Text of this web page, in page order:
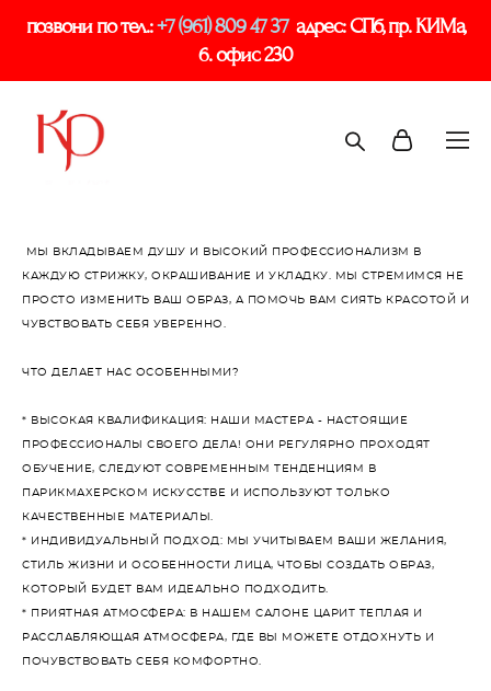
позвони по тел.:+7 (961) 809 47 37 адрес: СПб, пр. КИМа,
6. офис 230
МЫ ВКЛАДЫВАЕМ ДУШУ И ВЫСОКИЙ ПРОФЕССИОНАЛИЗМ В
КАЖДУЮ СТРИЖКУ, ОКРАШИВАНИЕ И УКЛАДКУ. МЫ СТРЕМИМСЯ НЕ
ПРОСТО ИЗМЕНИТЬ ВАШ ОБРАЗ, А ПОМОЧЬ ВАМ СИЯТЬ КРАСОТОЙ И
ЧУВСТВОВАТЬ СЕБЯ УВЕРЕННО.
ЧТО ДЕЛАЕТ НАС ОСОБЕННЫМИ?
* ВЫСОКАЯ КВАЛИФИКАЦИЯ: НАШИ МАСТЕРА - НАСТОЯЩИЕ
ПРОФЕССИОНАЛЫ СВОЕГО ДЕЛА! ОНИ РЕГУЛЯРНО ПРОХОДЯТ
ОБУЧЕНИЕ, СЛЕДУЮТ СОВРЕМЕННЫМ ТЕНДЕНЦИЯМ В
ПАРИКМАХЕРСКОМ ИСКУССТВЕ И ИСПОЛЬЗУЮТ ТОЛЬКО
КАЧЕСТВЕННЫЕ МАТЕРИАЛЫ.
* ИНДИВИДУАЛЬНЫЙ ПОДХОД: МЫ УЧИТЫВАЕМ ВАШИ ЖЕЛАНИЯ,
СТИЛЬ ЖИЗНИ И ОСОБЕННОСТИ ЛИЦА, ЧТОБЫ СОЗДАТЬ ОБРАЗ,
КОТОРЫЙ БУДЕТ ВАМ ИДЕАЛЬНО ПОДХОДИТЬ.
* ПРИЯТНАЯ АТМОСФЕРА: В НАШЕМ САЛОНЕ ЦАРИТ ТЕПЛАЯ И
РАССЛАБЛЯЮЩАЯ АТМОСФЕРА, ГДЕ ВЫ МОЖЕТЕ ОТДОХНУТЬ И
ПОЧУВСТВОВАТЬ СЕБЯ КОМФОРТНО.